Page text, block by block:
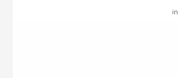
in